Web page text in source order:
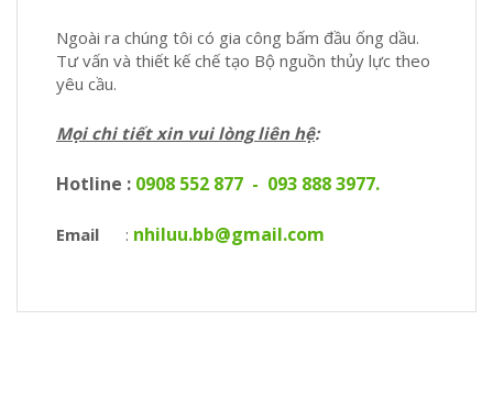
Ngoài ra chúng tôi có gia công bấm đầu ống dầu.
Tư vấn và thiết kế chế tạo Bộ nguồn thủy lực theo
yêu cầu.
Mọi chi tiết xin vui lòng liên hệ:
Hotline : 0908 552 877 - 093 888 3977.
Email : nhiluu.bb@gmail.com